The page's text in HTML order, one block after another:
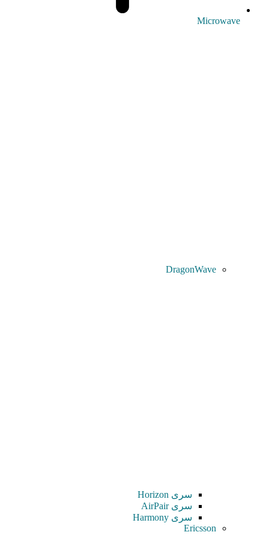
Microwave
DragonWave
سری Horizon
سری AirPair
سری Harmony
Ericsson